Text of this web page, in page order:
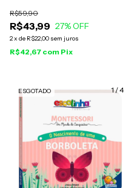
R$43,99
R$59,90
27% OFF
2x de R$22,00 sem juros
R$42,67 com Pix
1/4
ESGOTADO